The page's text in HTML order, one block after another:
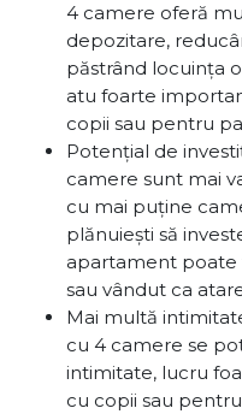
4 camere oferă
depozitare,
păstrând locuința
atu foarte
copii sau pentru
Potențial de
camere sunt mai
cu mai puține
plănuiești să
apartament poate
sau vândut ca
Mai multă
cu 4 camere se
intimitate, lucru
cu copii sau